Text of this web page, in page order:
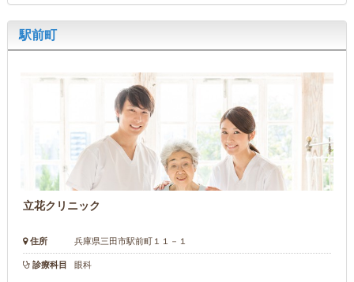
駅前町
立花クリニック
住所 兵庫県三田市駅前町１１－１
診療科目 眼科